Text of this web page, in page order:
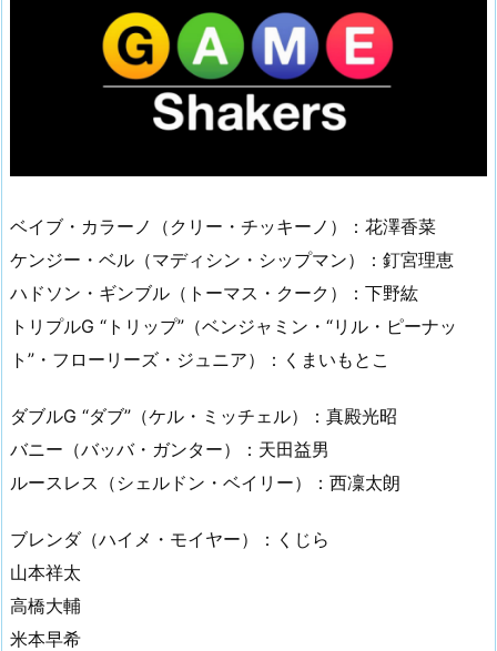
ベイブ・カラーノ（クリー・チッキーノ）：花澤香菜
ケンジー・ベル（マディシン・シップマン）：釘宮理恵
ハドソン・ギンブル（トーマス・クーク）：下野紘
トリプルG “トリップ”（ベンジャミン・“リル・ピーナッ
ト”・フローリーズ・ジュニア）：くまいもとこ
ダブルG “ダブ”（ケル・ミッチェル）：真殿光昭
バニー（バッバ・ガンター）：天田益男
ルースレス（シェルドン・ベイリー）：西凜太朗
ブレンダ（ハイメ・モイヤー）：くじら
山本祥太
高橋大輔
米本早希